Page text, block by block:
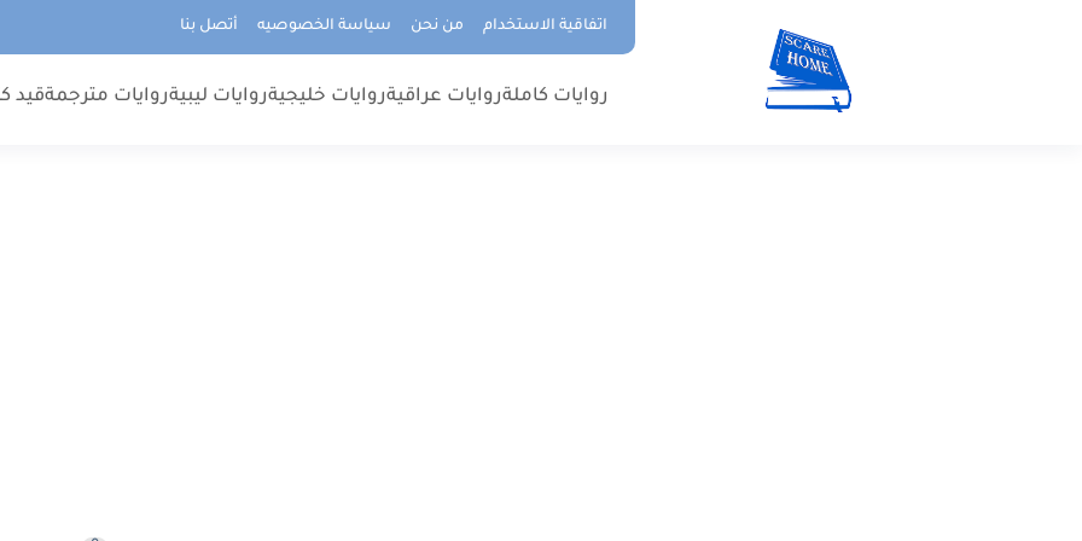
اتفاقية الاستخدام من نحن سياسة الخصوصيه أتصل بنا
روايات كاملةروايات عراقيةروايات خليجيةروايات ليبيةروايات مترجمةقيد